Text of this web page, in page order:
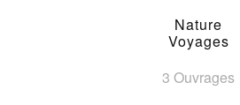
Nature
Voyages
3 Ouvrages